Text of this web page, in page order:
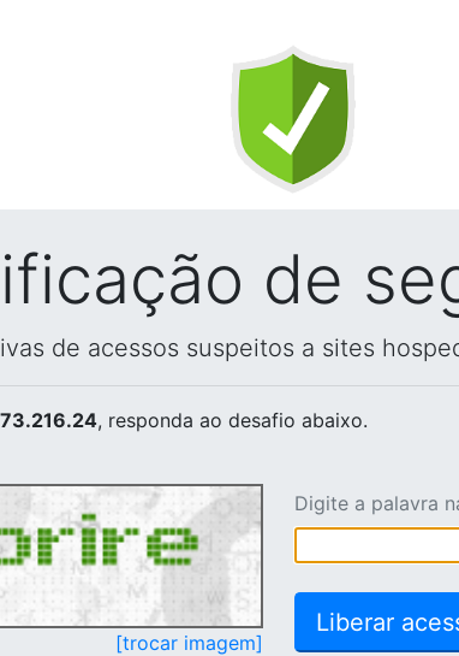
de
de acessos suspeitos a sites
, responda ao desafio abaixo.
[trocar imagem]
Digite a palavra